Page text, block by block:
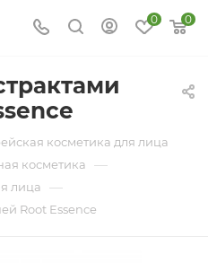
0 0
косметика для лица
косметика —
лица —
Root Essence